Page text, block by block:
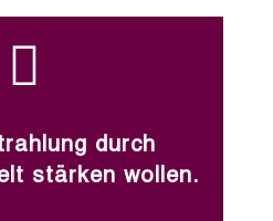

durch
stärken wollen.